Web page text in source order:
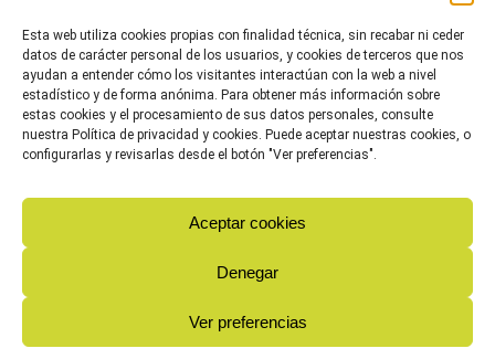
Esta web utiliza cookies propias con finalidad técnica, sin recabar ni ceder
datos de carácter personal de los usuarios, y cookies de terceros que nos
ayudan a entender cómo los visitantes interactúan con la web a nivel
estadístico y de forma anónima. Para obtener más información sobre
estas cookies y el procesamiento de sus datos personales, consulte
nuestra Política de privacidad y cookies. Puede aceptar nuestras cookies, o
configurarlas y revisarlas desde el botón "Ver preferencias".
Aceptar cookies
Denegar
Ver preferencias